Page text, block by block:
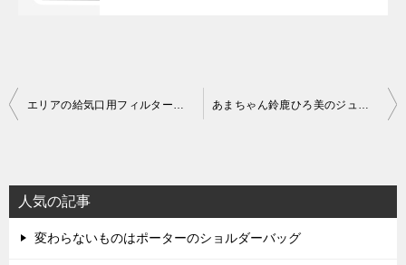
投
ビ
ゲ
ー
エリアの給気口用フィルターを見直す あまちゃん鈴鹿ひろ美のジューサーは「あの懐かしいいきいき酵素くん」ではなかった
人気の記事
変わらないものはポーターのショルダーバッグ